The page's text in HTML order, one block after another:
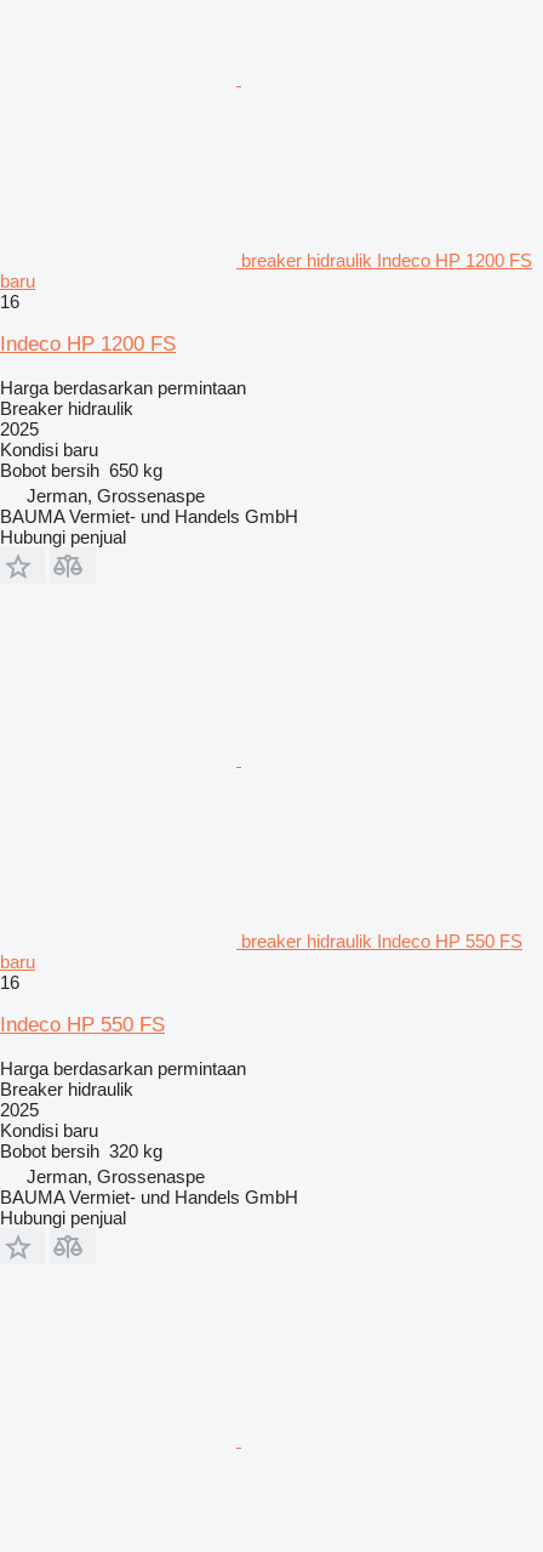
breaker hidraulik Indeco HP 1200 FS
baru
16
Indeco HP 1200 FS
Harga berdasarkan permintaan
Breaker hidraulik
2025
Kondisi baru
Bobot bersih 650 kg
Jerman, Grossenaspe
BAUMA Vermiet- und Handels GmbH
Hubungi penjual
breaker hidraulik Indeco HP 550 FS
baru
16
Indeco HP 550 FS
Harga berdasarkan permintaan
Breaker hidraulik
2025
Kondisi baru
Bobot bersih 320 kg
Jerman, Grossenaspe
BAUMA Vermiet- und Handels GmbH
Hubungi penjual